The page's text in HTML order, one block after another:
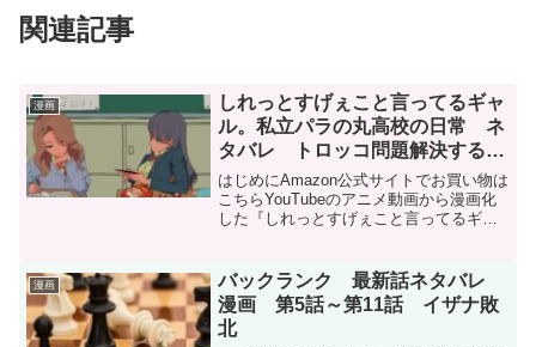
関連記事
漫画
しれっとすげぇこと言ってるギャ
ル。私立パラの丸高校の日常 ネ
タバレ トロッコ問題解決するギ
ャル パラ校 キャラ紹介
はじめにAmazon公式サイトでお買い物は
こちらYouTubeのアニメ動画から漫画化
した『しれっとすげぇこと言ってるギャ
るギャル。一私立パラの丸高校の日常
一』原作:松浦...
漫画
バックランク 最新話ネタバレ
漫画 第5話～第11話 イザナ敗
北